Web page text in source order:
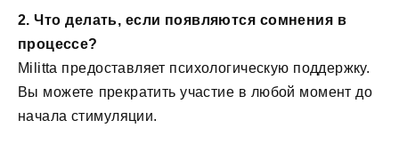
2. Что делать, если появляются сомнения в
процессе?
Militta предоставляет психологическую поддержку.
Вы можете прекратить участие в любой момент до
начала стимуляции.